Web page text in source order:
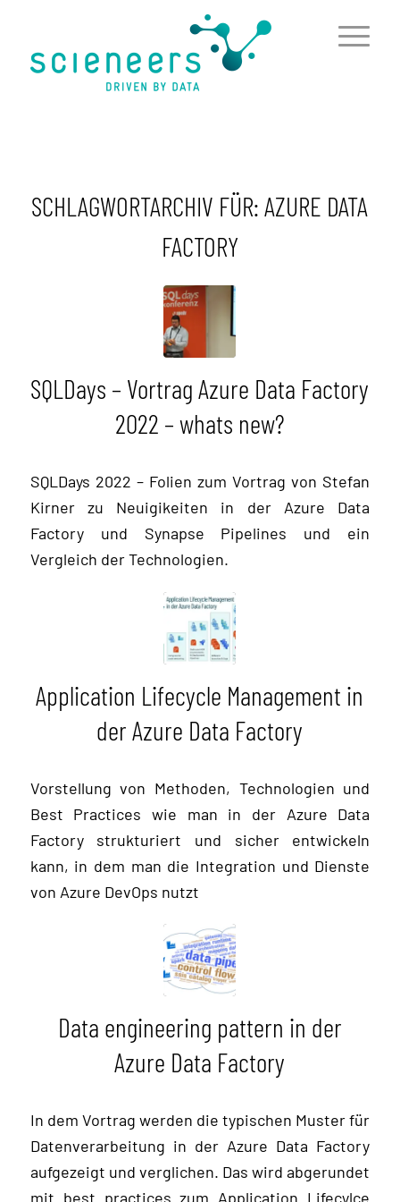
SCHLAGWORTARCHIV FÜR:AZURE DATA
FACTORY
SQLDays – Vortrag Azure Data Factory
2022 – whats new?
SQLDays 2022 – Folien zum Vortrag von Stefan
Kirner zu Neuigikeiten in der Azure Data
Factory und Synapse Pipelines und ein
Vergleich der Technologien.
Application Lifecycle Management in
der Azure Data Factory
Vorstellung von Methoden, Technologien und
Best Practices wie man in der Azure Data
Factory strukturiert und sicher entwickeln
kann, in dem man die Integration und Dienste
von Azure DevOps nutzt
Data engineering pattern in der
Azure Data Factory
In dem Vortrag werden die typischen Muster für
Datenverarbeitung in der Azure Data Factory
aufgezeigt und verglichen. Das wird abgerundet
mit best practices zum Application Lifecylce